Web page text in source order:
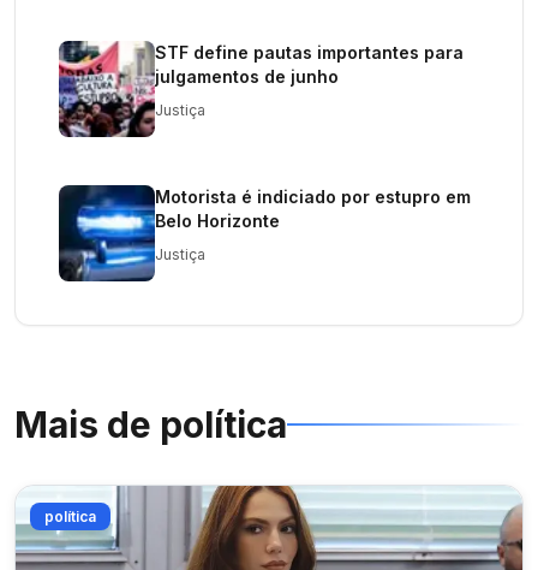
STF define pautas importantes para
julgamentos de junho
Justiça
Motorista é indiciado por estupro em
Belo Horizonte
Justiça
Mais de política
política